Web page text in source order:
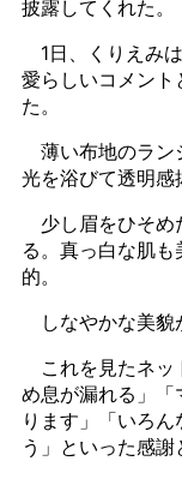
披露してくれた。
1日、くりえみ
愛らしいコメン
た。
薄い布地のラン
光を浴びて透明感
少し眉をひそめ
る。真っ白な肌
的。
しなやかな美貌
これを見たネッ
め息が漏れる」「
ります」「いろ
う」といった感謝